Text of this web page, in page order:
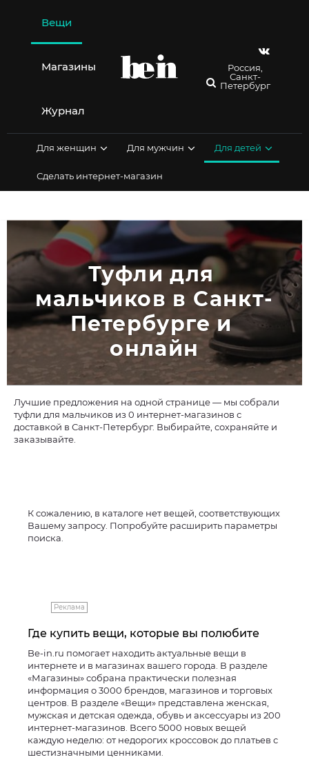
содержимому
Вещи
Магазины
Журнал
Россия,
Санкт-
Петербург
Для женщин Для мужчин Для детей
Сделать интернет-магазин
Туфли для
мальчиков в Санкт-
Петербурге и
онлайн
Лучшие предложения на одной странице — мы собрали
туфли для мальчиков из 0 интернет-магазинов с
доставкой в Санкт-Петербург. Выбирайте, сохраняйте и
заказывайте.
К сожалению, в каталоге нет вещей, соответствующих
Вашему запросу. Попробуйте расширить параметры
поиска.
Реклама
Где купить вещи, которые вы полюбите
Be-in.ru помогает находить актуальные вещи в
интернете и в магазинах вашего города. В разделе
«Магазины» собрана практически полезная
информация о 3000 брендов, магазинов и торговых
центров. В разделе «Вещи» представлена женская,
мужская и детская одежда, обувь и аксессуары из 200
интернет-магазинов. Всего 5000 новых вещей
каждую неделю: от недорогих кроссовок до платьев с
шестизначными ценниками.